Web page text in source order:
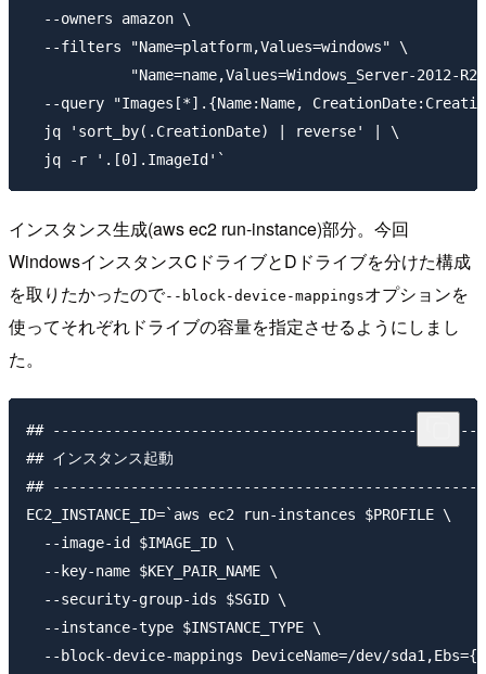
  --owners amazon \
  --filters "Name=platform,Values=windows" \
"Name=name,Values=Windows_Server-2012-
--query "Images[*].{Name:Name,
  jq 'sort_by(.CreationDate) | reverse' | \
インスタンス生成(aws ec2 run-instance)部分。今回
WindowsインスタンスCドライブとDドライブを分けた構成
を取りたかったので--block-device-mappingsオプションを
使ってそれぞれドライブの容量を指定させるようにしまし
た。
##
## インスタンス起動
##
EC2_INSTANCE_ID=`aws ec2 run-instances $PROFILE \
  --image-id $IMAGE_ID \
  --key-name $KEY_PAIR_NAME \
  --security-group-ids $SGID \
  --instance-type $INSTANCE_TYPE \
--block-device-mappings DeviceName=/dev/